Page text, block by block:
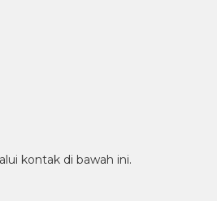
kontak di bawah ini.